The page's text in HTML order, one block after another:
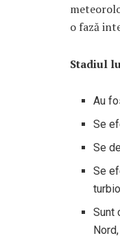
o fază
Stadiul
Au
Se
Se
Se
Sunt